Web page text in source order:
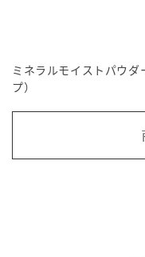
ミネラルモイストパウ
プ）